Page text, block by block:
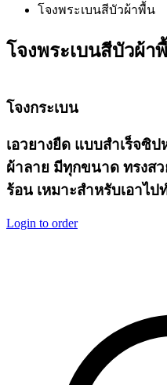
โจงพระเบนสีบัวผ้าพื้น
โจงพระเบนสีบัวผ้า
โจงกระเบน
เอวยางยืด แบบสำเร็จซิป
ผ้าลาย มีทุกขนาด ทรงส
ร้อน เหมาะสำหรับเอาไป
Login to order